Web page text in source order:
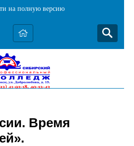
на полную версию
Время